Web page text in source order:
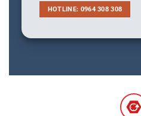
HOTLINE: 0964 308 308